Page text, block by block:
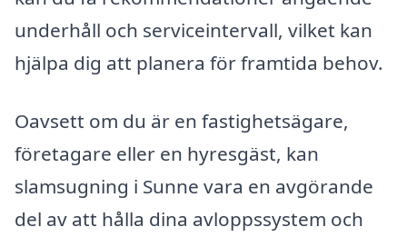
underhåll och serviceintervall, vilket kan
hjälpa dig att planera för framtida behov.
Oavsett om du är en fastighetsägare,
företagare eller en hyresgäst, kan
slamsugning i Sunne vara en avgörande
del av att hålla dina avloppssystem och